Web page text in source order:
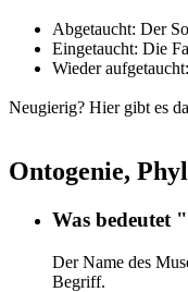
Abgetaucht: Der
Eingetaucht: Die
Wieder
Neugierig? Hier gibt es
Ontogenie,
Was bedeutet
Der Name des
Begriff.